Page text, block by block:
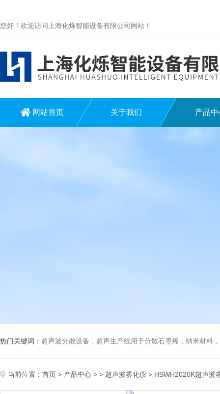
您好！欢迎访问上海化烁智能设备有限公司网站！
网站首页 关于我们 产品中
热门关键词： 超声波分散设备，超声生产线用于分散石墨烯，纳米材料，高分子材
当前位置： 首页 > 产品中心 > > 超声波雾化仪 > HSWH2020K超声波